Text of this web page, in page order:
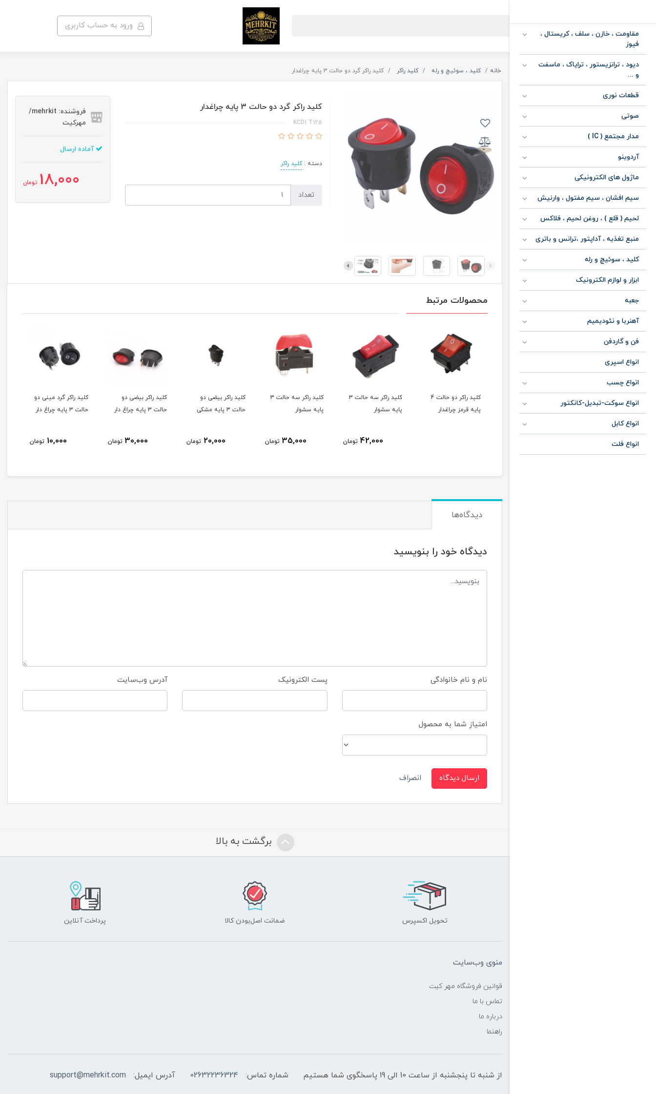
ورود به حساب کاربری
مقاومت ، خازن ، سلف ، کریستال ،
فیوز
دیود ، ترانزیستور ، ترایاک ، ماسفت
و ...
قطعات نوری
صوتی
مدار مجتمع ( IC )
آردوینو
ماژول های الکترونیکی
سیم افشان ، سیم مفتول ، وارنیش
لحیم ( قلع ) ، روغن لحیم ، فلاکس
منبع تغذیه ، آداپتور ،ترانس و باتری
کلید ، سوئیچ و رله
ابزار و لوازم الکترونیک
جعبه
آهنربا و نئودیمیم
فن و گاردفن
انواع اسپری
انواع چسب
انواع سوکت-تبدیل-کانکتور
انواع کابل
انواع فلت
خانه کلید ، سوئیچ و رله کلید راکر کلید راکر گرد دو حالت 3 پایه چراغدار
کلید راکر گرد دو حالت 3 پایه چراغدار
KCD1 T125
دسته :کلید راکر
تعداد
فروشنده: mehrkit/
مهرکیت
آماده ارسال
18,000 تومان
محصولات مرتبط
تومان
پایه سشوار
پایه سشوار
35,000
کلید راکر بیضی دو
حالت 3 پایه مشکی
20,000
کلید راکر بیضی دو
حالت 3 پایه چراغ دار
30,000
کلید راکر گرد مینی دو
حالت 3 پایه چراغ دار
10,000
کلید راکر گرد مینی دو
حالت 3 پایه چراغ دار
15,000
دیدگاه‌ها
دیدگاه خود را بنویسید
نام و نام خانوادگی پست الکترونیک آدرس وب‌سایت
امتیاز شما به محصول
ارسال دیدگاه انصراف
برگشت به بالا
تحویل اکسپرس ضمانت اصل‌بودن کالا پرداخت آنلاین
منوی وب‌سایت
قوانین فروشگاه مهر کیت
تماس با ما
درباره ما
راهنما
از شنبه تا پنجشنبه از ساعت 10 الی 19 پاسخگوی شما هستیم شماره تماس: 02632236324 آدرس ایمیل: support@mehrkit.com